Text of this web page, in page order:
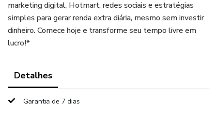
marketing digital, Hotmart, redes sociais e estratégias
simples para gerar renda extra diária, mesmo sem investir
dinheiro. Comece hoje e transforme seu tempo livre em
lucro!*
Detalhes
Garantia de 7 dias